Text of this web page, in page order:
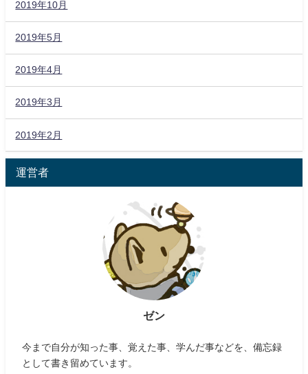
2019年10月
2019年5月
2019年4月
2019年3月
2019年2月
運営者
ゼン
今まで自分が知った事、覚えた事、学んだ事などを、備忘録
として書き留めています。